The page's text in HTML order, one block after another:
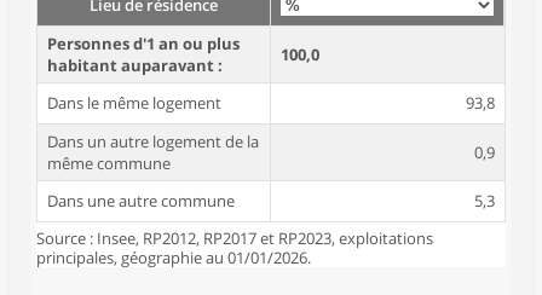
Lieu de résidence
Personnes d'1 an ou plus
habitant auparavant :
100,0
Dans le même logement
93,8
Dans un autre logement de la
même commune
0,9
Dans une autre commune
5,3
Source : Insee, RP2012, RP2017 et RP2023, exploitations
principales, géographie au 01/01/2026.